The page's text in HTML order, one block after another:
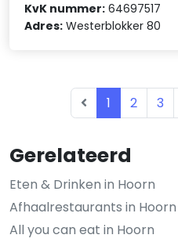
Gerelateerd
Eten & Drinken in Hoorn
Afhaalrestaurants in Hoorn
All you can eat in Hoorn
KvK nummer: 64697517
Adres: Westerblokker 80
1 2 3